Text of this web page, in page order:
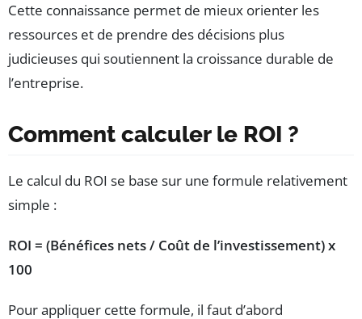
Cette connaissance permet de mieux orienter les
ressources et de prendre des décisions plus
judicieuses qui soutiennent la croissance durable de
l’entreprise.
Comment calculer le ROI ?
Le calcul du ROI se base sur une formule relativement
simple :
ROI = (Bénéfices nets / Coût de l’investissement) x
100
Pour appliquer cette formule, il faut d’abord